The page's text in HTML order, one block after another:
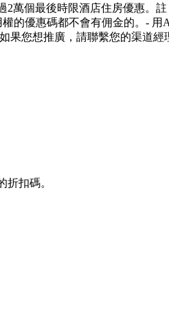
萬個最後時限酒店住房優惠。
的優惠碼都不會有佣金的。-
果您想推廣，請聯繫您的渠道
扣碼。